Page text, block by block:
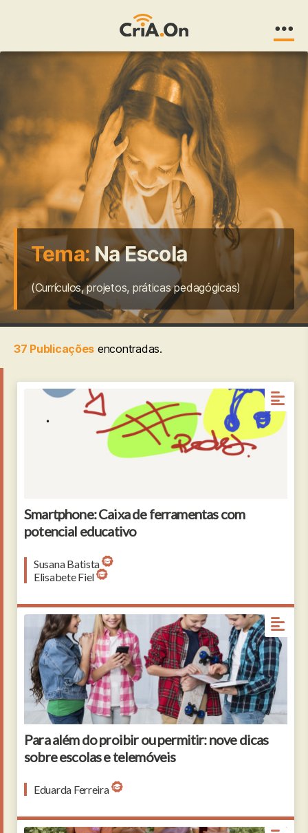
Tema: Na Escola
(Currículos, projetos, práticas pedagógicas)
37 Publicações encontradas.
Smartphone: Caixa de ferramentas com
potencial educativo
Susana Batista
Elisabete Fiel
Para além do proibir ou permitir: nove dicas
sobre escolas e telemóveis
Eduarda Ferreira